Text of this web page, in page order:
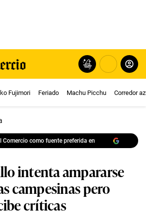
Fujimori Feriado Machu Picchu Corredor
Comercio como fuente preferida en
intenta ampararse
campesinas pero
críticas